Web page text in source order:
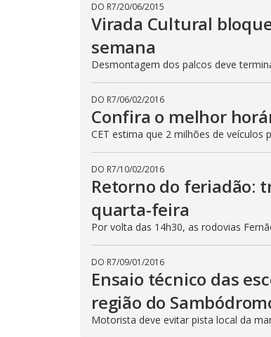
DO R7/20/06/2015
Virada Cultural
semana
Desmontagem dos palcos deve
DO R7/06/02/2016
Confira o melhor
CET estima que 2 milhões de veículos
DO R7/10/02/2016
Retorno do feriadão:
quarta-feira
Por volta das 14h30, as rodovias
DO R7/09/01/2016
Ensaio técnico das
região do
Motorista deve evitar pista local da